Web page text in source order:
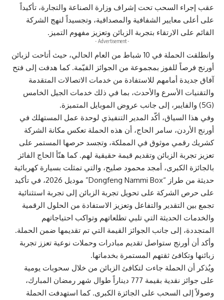
عقب إجراء السحب تحت إشراف وزارة الصناعة والتجارة، تأكيداً
على أعلى معايير الشفافية والمصداقية، وتجسيداً لنهج الشركة
القائم على الارتقاء بتجربة الزبائن وتعزيز مفهوم التميز.
- Advertisement -
وانطلقت الحملة في 10 شباط من العام الحالي، حيث أتاحت لزبائن
أورنج فرصاً للفوز بمجموعة من الجوائز القيّمة. كما هدفت إلى فتح
آفاق جديدة أمامهم للاستفادة من خدمات الاتصالات المتقدمة
والتقنيات الأسرع والأحدث، بما في ذلك خدمات الجيل الخامس
(5G) والفايبر، إلى جانب عروض الموبايل المتميزة.
وفي هذا السياق، أكّد المدير التنفيذي لوحدة عمل المستهلك في
أورنج الأردن، سامر الحاج، أن هذه الحملة تعكس مكانة الشركة
كشريك رقمي موثوق في المملكة، وتجسد حرصها المستمر على
تعزيز تجربة الزبائن وتقديم قيمة حقيقية لهم. كما هنّأ الحاج الفائز
بالجائزة الكبرى، أمجد محمود صليح، والتي تمثلت بسيارة كهربائية
حديثة من طراز “Dongfeng Nammi Box” موديل 2026، في تأكيد
على حرص الشركة على تحويل تجربة الزبائن إلى تجربة استثنائية
تجمع بين التقدير والتفاعل وتعزيز الاستفادة من الحلول الرقمية
والخدمات الحديثة التي تلبي تطلعاتهم وتواكب احتياجاتهم
المتجددة، إلى جانب الجوائز القيمة التي تم تقديمها ضمن الحملة.
وأكد أن أورنج ستواصل تقديم مبادرات وحملات نوعية تعزز تجربة
زبائنها وتكافئ ثقتهم المستمرة بخدماتها.
ويُذكر أن الحملة جاءت لتكافئ الزبائن من خلال سحوبات يومية
على جوائز نقدية بقيمة 777 ديناراً طوال شهر رمضان المبارك،
وصولاً إلى السحب على الجائزة الكبرى. كما استهدفت الحملة